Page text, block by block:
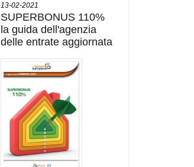
13-02-2021
SUPERBONUS 110%
la guida dell'agenzia
delle entrate aggiornata